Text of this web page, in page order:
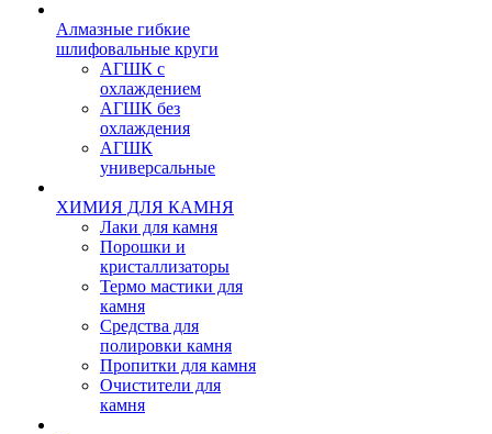
Алмазные гибкие
шлифовальные круги
АГШК с
охлаждением
АГШК без
охлаждения
АГШК
универсальные
ХИМИЯ ДЛЯ КАМНЯ
Лаки для камня
Порошки и
кристаллизаторы
Термо мастики для
камня
Средства для
полировки камня
Пропитки для камня
Очистители для
камня